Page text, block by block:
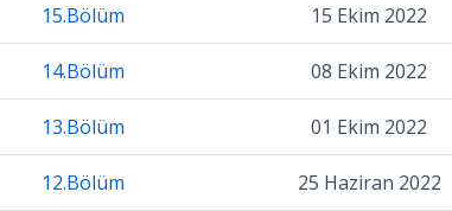
15.Bölüm 15 Ekim 2022
14.Bölüm 08 Ekim 2022
13.Bölüm 01 Ekim 2022
12.Bölüm 25 Haziran 2022